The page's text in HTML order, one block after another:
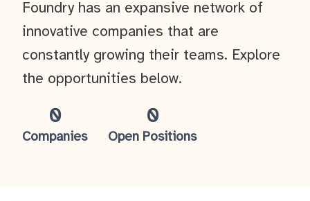
0
Companies
0
Open Positions
Foundry has an expansive network of
innovative companies that are
constantly growing their teams. Explore
the opportunities below.